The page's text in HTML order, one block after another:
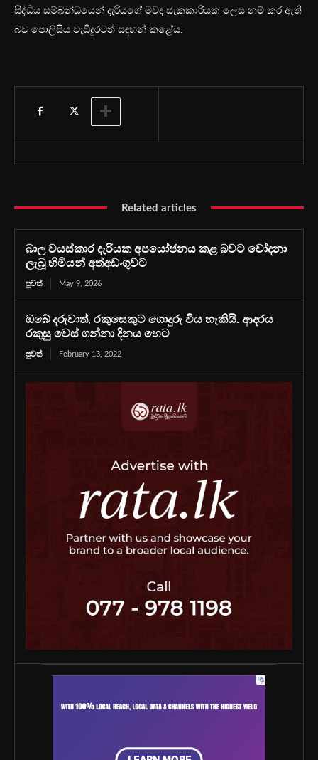
සිද්ධිය සම්බන්ධයෙන් දැරියගේ මවද සැකකාරියක ලෙස නම් කර ඇති
බව පොලිසිය වැඩිදුරටත් සඳහන් කළේය.
Related articles
බාල වයස්කාර දැරියක අපයෝජනය කළ බවට චෝදනා
ලැබූ හිමියන් අත්අඩංගුවට
පුවත් May 9, 2026
ඔබේ දරුවාත්, රකුසෙකුට ගොදුරු විය හැකියි. ආදර‍ය
රකුසු වෙස් ගන්නා දිනය හෙට
පුවත් February 13, 2022